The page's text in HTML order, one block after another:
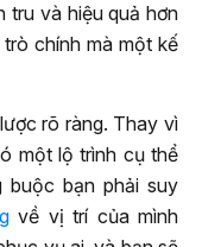
tru và hiệu quả hơn
chính mà một kế
rõ ràng. Thay vì
một lộ trình cụ thể
buộc bạn phải suy
về vị trí của mình